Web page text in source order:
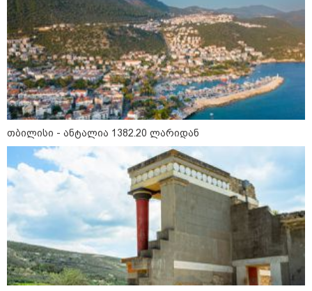
"გიორგი ბარამიძემ რაღაც
არასწორად ჩამოაყალიბა,
მაგრამ ნამდვილად არ
ეკუთვნის წიხლი ივანიშვილის
ღალატზე დაფუძნებული
დიქტატურის მსახურებისგან" -
მიხეილ სააკაშვილი
16:22 / 08-08-2026
"აი, ეს არის სამშობლოს
ღალატი" - როგორ ეხმაურება
ნიკა გვარამია აგვისტოს ომთან
დაკავშირებით ირაკლი
კობახიძის განცხადებას?
კატეგორიის ყველა სიახლე
თბილისი - ანტალია 1382.20 ლარიდან